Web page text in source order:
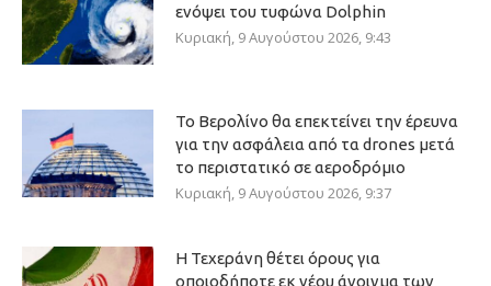
ενόψει του τυφώνα Dolphin
Κυριακή, 9 Αυγούστου 2026, 9:43
Το Βερολίνο θα επεκτείνει την έρευνα
για την ασφάλεια από τα drones μετά
το περιστατικό σε αεροδρόμιο
Κυριακή, 9 Αυγούστου 2026, 9:37
Η Τεχεράνη θέτει όρους για
οποιοδήποτε εκ νέου άνοιγμα των